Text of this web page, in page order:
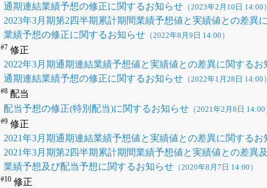
通期連結業績予想の修正に関するお知らせ （2023年2月10日 14:00）
2023年3月期第2四半期累計期間業績予想値と実績値との差異
業績予想の修正に関するお知らせ （2022年8月9日 14:00）
#7 修正
2022年3月期通期連結業績予想値と実績値との差異に関するお
通期連結業績予想の修正に関するお知らせ （2022年1月28日 14:00）
#8 配当
配当予想の修正(特別配当)に関するお知らせ （2021年2月8日 14:00
#9 修正
2021年3月期通期連結業績予想値と実績値との差異に関するお
2021年3月期第2四半期累計期間業績予想値と実績値との差異
業績予想及び配当予想に関するお知らせ （2020年8月7日 14:00）
#10 修正